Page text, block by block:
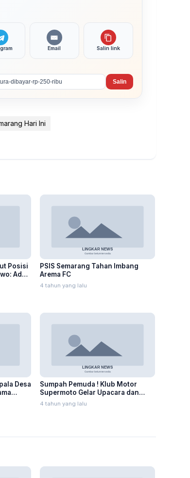
Email Salin link
Salin
Hari Ini
Posisi
Ada
PSIS Semarang Tahan Imbang
Arema FC
4 tahun yang lalu
Desa
Sumpah Pemuda ! Klub Motor
Supermoto Gelar Upacara dan
Tabur Benih Ikan
4 tahun yang lalu